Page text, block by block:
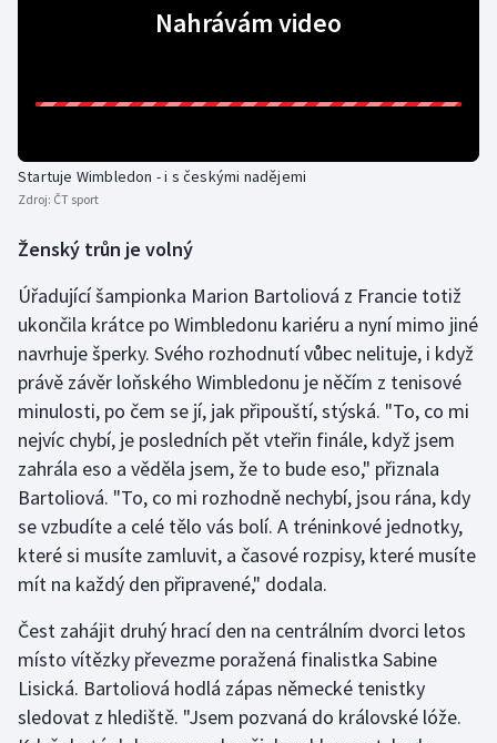
Nahrávám video
Startuje Wimbledon - i s českými nadějemi
Zdroj: ČT sport
Ženský trůn je volný
Úřadující šampionka Marion Bartoliová z Francie totiž
ukončila krátce po Wimbledonu kariéru a nyní mimo jiné
navrhuje šperky. Svého rozhodnutí vůbec nelituje, i když
právě závěr loňského Wimbledonu je něčím z tenisové
minulosti, po čem se jí, jak připouští, stýská. "To, co mi
nejvíc chybí, je posledních pět vteřin finále, když jsem
zahrála eso a věděla jsem, že to bude eso," přiznala
Bartoliová. "To, co mi rozhodně nechybí, jsou rána, kdy
se vzbudíte a celé tělo vás bolí. A tréninkové jednotky,
které si musíte zamluvit, a časové rozpisy, které musíte
mít na každý den připravené," dodala.
Čest zahájit druhý hrací den na centrálním dvorci letos
místo vítězky převezme poražená finalistka Sabine
Lisická. Bartoliová hodlá zápas německé tenistky
sledovat z hlediště. "Jsem pozvaná do královské lóže.